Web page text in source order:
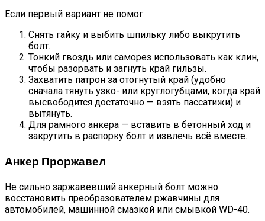
Если первый вариант не помог:
Снять гайку и выбить шпильку либо выкрутить
болт.
Тонкий гвоздь или саморез использовать как клин,
чтобы разорвать и загнуть край гильзы.
Захватить патрон за отогнутый край (удобно
сначала тянуть узко- или круглогубцами, когда край
высвободится достаточно — взять пассатижи) и
вытянуть.
Для рамного анкера — вставить в бетонный ход и
закрутить в распорку болт и извлечь всё вместе.
Анкер Проржавел
Не сильно заржавевший анкерный болт можно
восстановить преобразователем ржавчины для
автомобилей, машинной смазкой или смывкой WD-40.